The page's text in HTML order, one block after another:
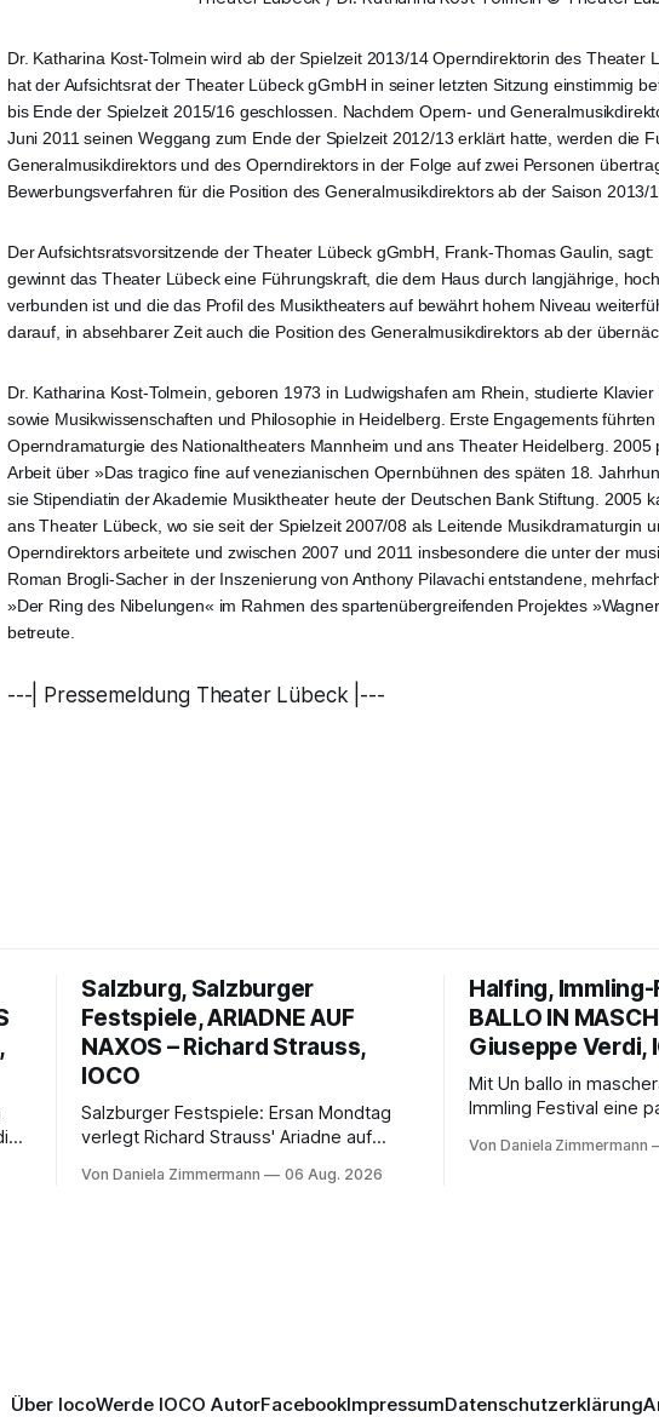
Dr. Katharina Kost-Tolmein wird ab der Spielzeit 2013/14 Operndirektorin des Theater
hat der Aufsichtsrat der Theater Lübeck gGmbH in seiner letzten Sitzung einstimmig
bis Ende der Spielzeit 2015/16 geschlossen. Nachdem Opern- und
Juni 2011 seinen Weggang zum Ende der Spielzeit 2012/13 erklärt hatte, werden die
Generalmusikdirektors und des Operndirektors in der Folge auf zwei Personen
Bewerbungsverfahren für die Position des Generalmusikdirektors ab der Saison 2013/
Der Aufsichtsratsvorsitzende der Theater Lübeck gGmbH, Frank-Thomas Gaulin,
gewinnt das Theater Lübeck eine Führungskraft, die dem Haus durch langjährige,
verbunden ist und die das Profil des Musiktheaters auf bewährt hohem Niveau
darauf, in absehbarer Zeit auch die Position des Generalmusikdirektors ab der
Dr. Katharina Kost-Tolmein, geboren 1973 in Ludwigshafen am Rhein, studierte
sowie Musikwissenschaften und Philosophie in Heidelberg. Erste Engagements
Operndramaturgie des Nationaltheaters Mannheim und ans Theater Heidelberg. 2005
Arbeit über »Das tragico fine auf venezianischen Opernbühnen des späten 18.
sie Stipendiatin der Akademie Musiktheater heute der Deutschen Bank Stiftung. 2005
ans Theater Lübeck, wo sie seit der Spielzeit 2007/08 als Leitende Musikdramaturgin
Operndirektors arbeitete und zwischen 2007 und 2011 insbesondere die unter der
Roman Brogli-Sacher in der Inszenierung von Anthony Pilavachi entstandene,
»Der Ring des Nibelungen« im Rahmen des spartenübergreifenden Projektes
betreute.
---| Pressemeldung Theater Lübeck |---
Salzburg, Salzburger
Festspiele, ARIADNE AUF
NAXOS – Richard Strauss,
IOCO
Salzburger Festspiele: Ersan Mondtag
verlegt Richard Strauss' Ariadne auf
Science-Fiction mit Opernklassik.
Von Daniela Zimmermann 06 Aug. 2026
Halfing, Immling-
BALLO IN
Giuseppe Verdi,
Mit Un ballo in
Immling Festival eine
Wirklichkeit. Verena
Von Daniela Zimmermann
Über IocoWerde IOCO AutorFacebookImpressumDatenschutzerklärung